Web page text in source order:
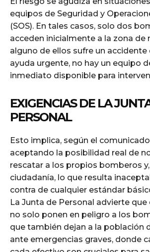
equipos de Seguridad y
(SOS). En tales casos, solo dos
acceden inicialmente a la zona de
alguno de ellos sufre un accidente
ayuda urgente, no hay un equipo
inmediato disponible para
EXIGENCIAS DE LA
PERSONAL
Esto implica, según el
aceptando la posibilidad real de
rescatar a los propios bomberos
ciudadanía, lo que resulta
contra de cualquier estándar
La Junta de Personal advierte que
no solo ponen en peligro a los
que también dejan a la población
ante emergencias graves, donde